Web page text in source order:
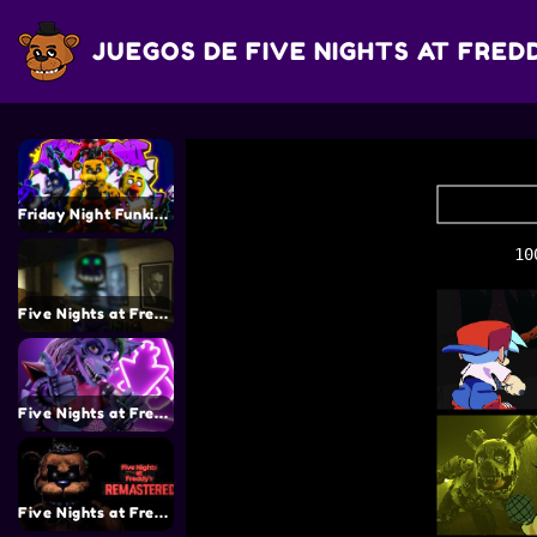
JUEGOS DE FIVE NIGHTS AT
Friday Night Funkin’ vs FNaF 1
Five Nights at Freddy’s Fans
Five Nights at Freddy’s Security Breach
Five Nights at Freddy’s Remaster (Nuevo juego)